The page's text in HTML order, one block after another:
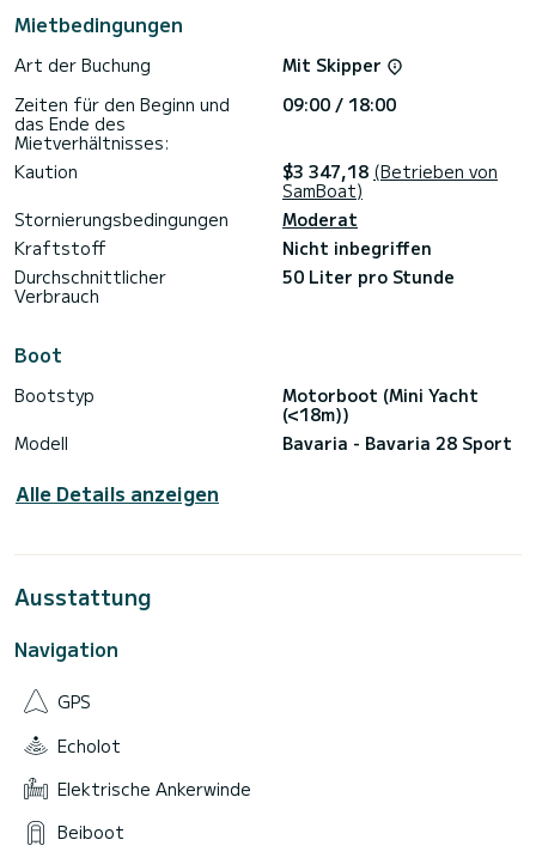
in der Tat ein ideales Boot, um eine Woche auf See, ein
Wochenende zwischen den Buben oder den Tag zu den Inseln
zu verbringen ....
Sehr neues Boot, also ist alles gepflegt
Zögern Sie nicht, mich für weitere Informationen zu
Mietbedingungen
Art der Buchung
Mit Skipper
Zeiten für den Beginn und
das Ende des
Mietverhältnisses:
09:00 / 18:00
Kaution $3 347,18 (Betrieben von
SamBoat)
Stornierungsbedingungen
Moderat
Kraftstoff
Nicht inbegriffen
Durchschnittlicher
Verbrauch
50 Liter pro Stunde
Boot
Bootstyp
Motorboot (Mini Yacht
(<18m))
Modell
Bavaria - Bavaria 28 Sport
Alle Details anzeigen
Ausstattung
Navigation
GPS
Echolot
Elektrische Ankerwinde
Beiboot